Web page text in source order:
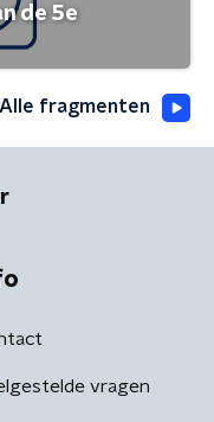
de 5e
Alle fragmenten
vragen